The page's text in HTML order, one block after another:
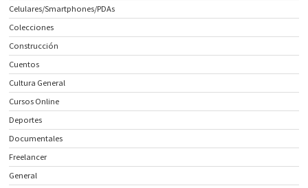
Celulares/Smartphones/PDAs
Colecciones
Construcción
Cuentos
Cultura General
Cursos Online
Deportes
Documentales
Freelancer
General